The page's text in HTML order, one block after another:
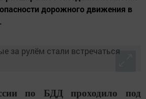
дорожного движения в
по БДД проходило под